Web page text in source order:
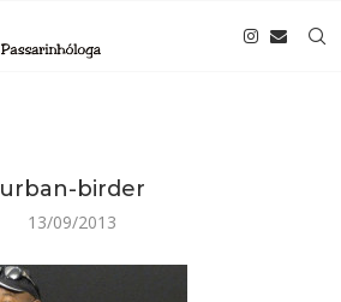
urban-birder
13/09/2013